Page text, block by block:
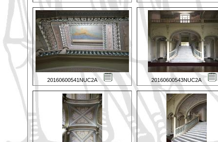
20160600541NUC2A 20160600543NUC2A